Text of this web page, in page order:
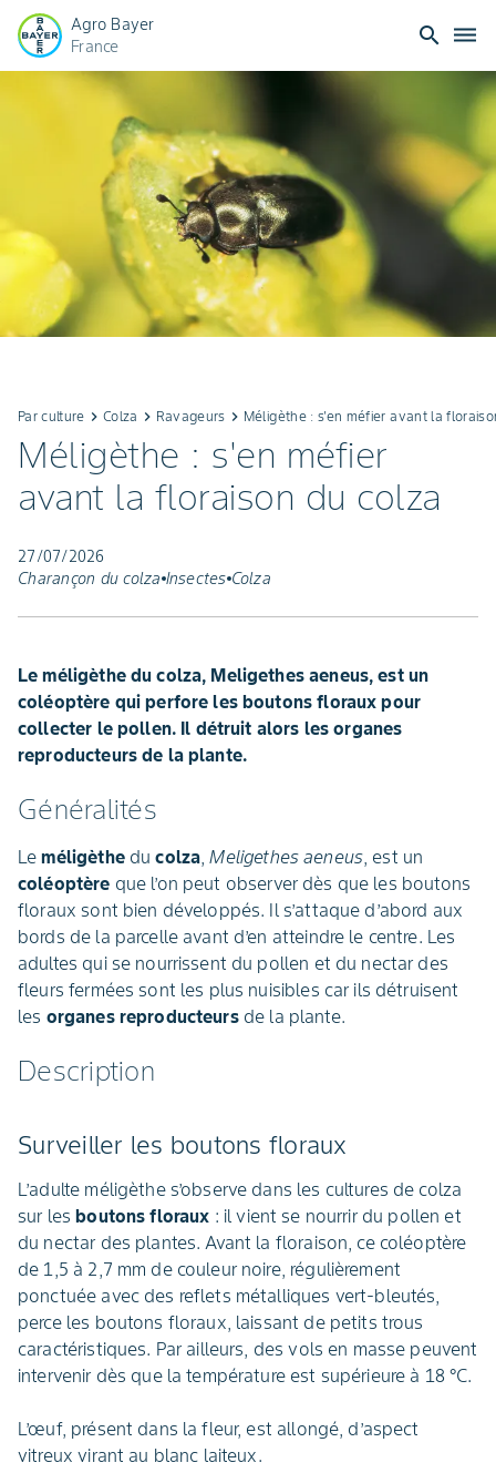
Agro Bayer
France
search dehaze
Par culture keyboard_arrow_right Colza keyboard_arrow_right Ravageurs keyboard_arrow_right Méligèthe : s'en méfier avant la
Méligèthe : s'en méfier
avant la floraison du colza
27/07/2026
Charançon du colza Insectes Colza
Le méligèthe du colza, Meligethes aeneus, est un
coléoptère qui perfore les boutons floraux pour
collecter le pollen. Il détruit alors les organes
reproducteurs de la plante.
Généralités
Leméligèthe ducolza,Meligethes aeneus, est un
coléoptère que l’on peut observer dès que les boutons
floraux sont bien développés. Il s’attaque d’abord aux
bords de la parcelle avant d’en atteindre le centre. Les
adultes qui se nourrissent du pollen et du nectar des
fleurs fermées sont les plus nuisibles car ils détruisent
les organes reproducteursde la plante.
Description
Surveiller les boutons floraux
L’adulte méligèthe s’observe dans les cultures de colza
sur lesboutons floraux : il vient se nourrir du pollen et
du nectar des plantes. Avant la floraison, ce coléoptère
de 1,5 à 2,7 mm de couleur noire, régulièrement
ponctuée avec des reflets métalliques vert-bleutés,
perce les boutons floraux, laissant de petits trous
caractéristiques. Par ailleurs, des vols en masse peuvent
intervenir dès que la température est supérieure à 18 °C.
L’œuf, présent dans la fleur, est allongé, d’aspect
vitreux virant au blanc laiteux.